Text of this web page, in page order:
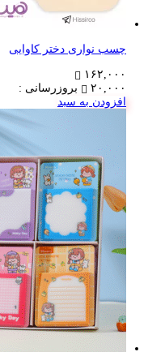
چسب نواری دختر کاوایی
۱۶۲,۰۰۰
۲۰,۰۰۰
بروزرسانی :
افزودن به سبد